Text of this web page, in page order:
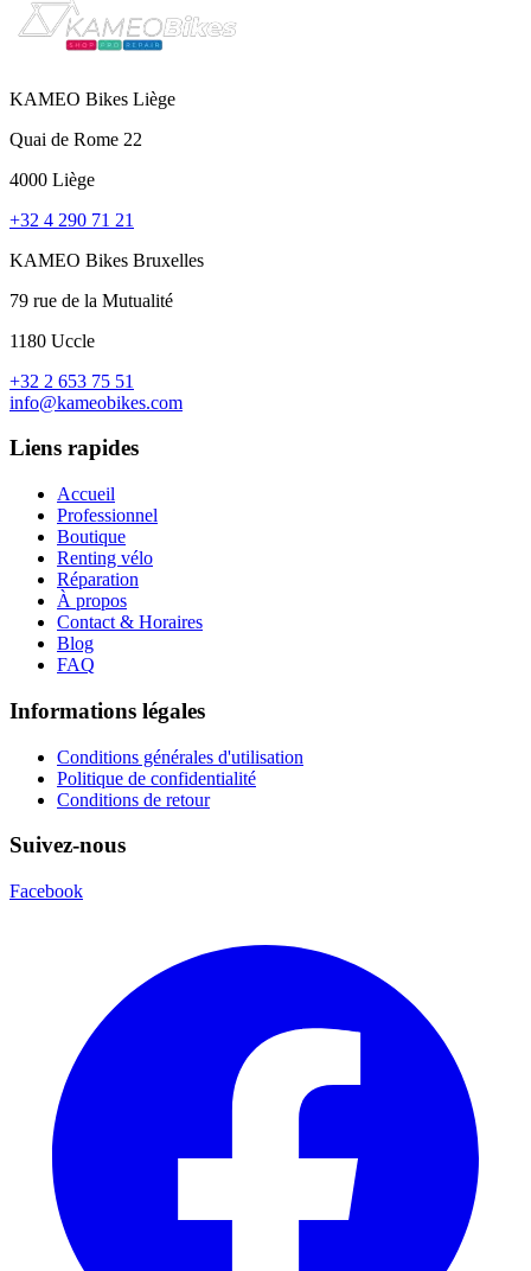
KAMEO Bikes Liège
Quai de Rome 22
4000 Liège
+32 4 290 71 21
KAMEO Bikes Bruxelles
79 rue de la Mutualité
1180 Uccle
+32 2 653 75 51
info@kameobikes.com
Liens rapides
Accueil
Professionnel
Boutique
Renting vélo
Réparation
À propos
Contact & Horaires
Blog
FAQ
Informations légales
Conditions générales d'utilisation
Politique de confidentialité
Conditions de retour
Suivez-nous
Facebook